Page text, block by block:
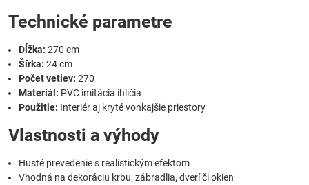
Technické parametre
Dĺžka: 270 cm
Šírka: 24 cm
Počet vetiev: 270
Materiál: PVC imitácia ihličia
Použitie: Interiér aj kryté vonkajšie priestory
Vlastnosti a výhody
Husté prevedenie s realistickým efektom
Vhodná na dekoráciu krbu, zábradlia, dverí či okien